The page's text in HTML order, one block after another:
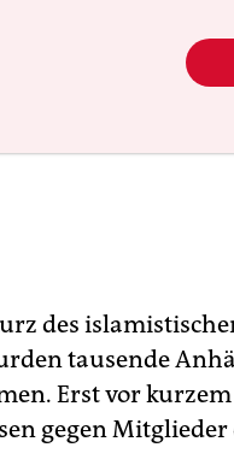
des
tausende
Erst vor
gegen